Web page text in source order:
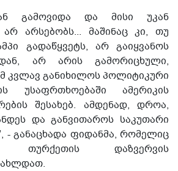
გამოვიდა და მისი უკან
არ არსებობს... მაშინაც კი, თუ
გადაწყვეტს, არ გაიყვანოს
არ არის გამორიცხული,
კვლავ განიხილოს პოლიტიკური
უსაფრთხოებაში ამერიკის
შესახებ. ამდენად, დროა,
და განვითაროს საკუთარი
- განაცხადა ფიდანმა, რომელიც
თურქეთის დაზვერვის